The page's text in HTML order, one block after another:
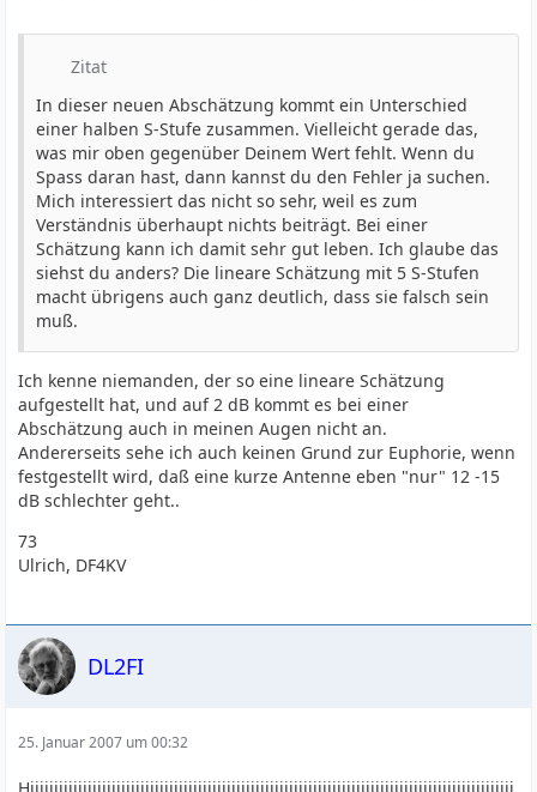
Zitat
In dieser neuen Abschätzung kommt ein Unterschied
einer halben S-Stufe zusammen. Vielleicht gerade das,
was mir oben gegenüber Deinem Wert fehlt. Wenn du
Spass daran hast, dann kannst du den Fehler ja suchen.
Mich interessiert das nicht so sehr, weil es zum
Verständnis überhaupt nichts beiträgt. Bei einer
Schätzung kann ich damit sehr gut leben. Ich glaube das
siehst du anders? Die lineare Schätzung mit 5 S-Stufen
macht übrigens auch ganz deutlich, dass sie falsch sein
muß.
Ich kenne niemanden, der so eine lineare Schätzung
aufgestellt hat, und auf 2 dB kommt es bei einer
Abschätzung auch in meinen Augen nicht an.
Andererseits sehe ich auch keinen Grund zur Euphorie, wenn
festgestellt wird, daß eine kurze Antenne eben "nur" 12 -15
dB schlechter geht..
73
Ulrich, DF4KV
DL2FI
25. Januar 2007 um 00:32